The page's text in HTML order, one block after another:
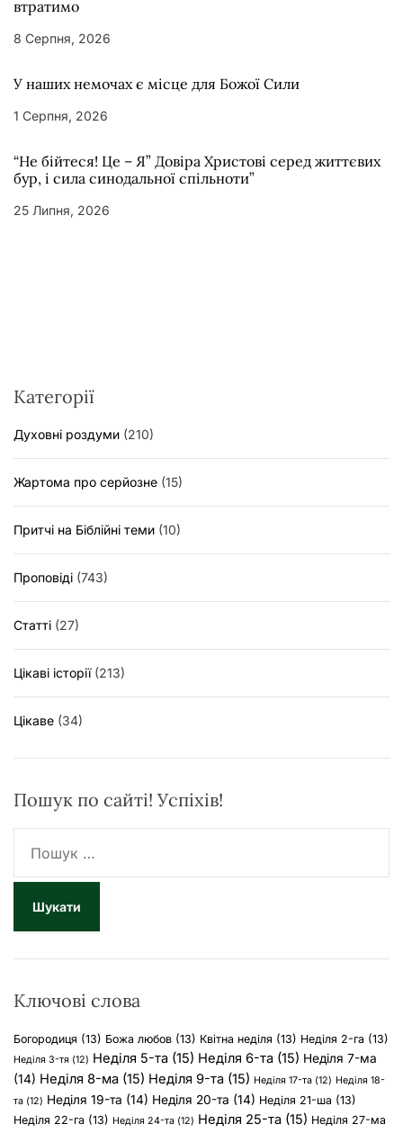
втратимо
8 Серпня, 2026
У наших немочах є місце для Божої Сили
1 Серпня, 2026
“Не бійтеся! Це – Я” Довіра Христові серед життєвих
бур, і сила синодальної спільноти”
25 Липня, 2026
Категорії
Духовні роздуми (210)
Жартома про серйозне (15)
Притчі на Біблійні теми (10)
Проповіді (743)
Статті (27)
Цікаві історії(213)
Цікаве (34)
Пошук по сайті! Успіхів!
ш
к
Ключові слова
Богородиця (13) Божа любов (13) Квітна неділя (13) Неділя 2-га (13)
Неділя 3-тя (12) Неділя 5-та (15) Неділя 6-та (15) Неділя 7-ма
(14) Неділя 8-ма (15) Неділя 9-та (15) Неділя 17-та (12) Неділя 18-
та (12) Неділя 19-та (14) Неділя 20-та (14) Неділя 21-ша (13)
Неділя 22-га (13) Неділя 24-та (12) Неділя 25-та (15) Неділя 27-ма